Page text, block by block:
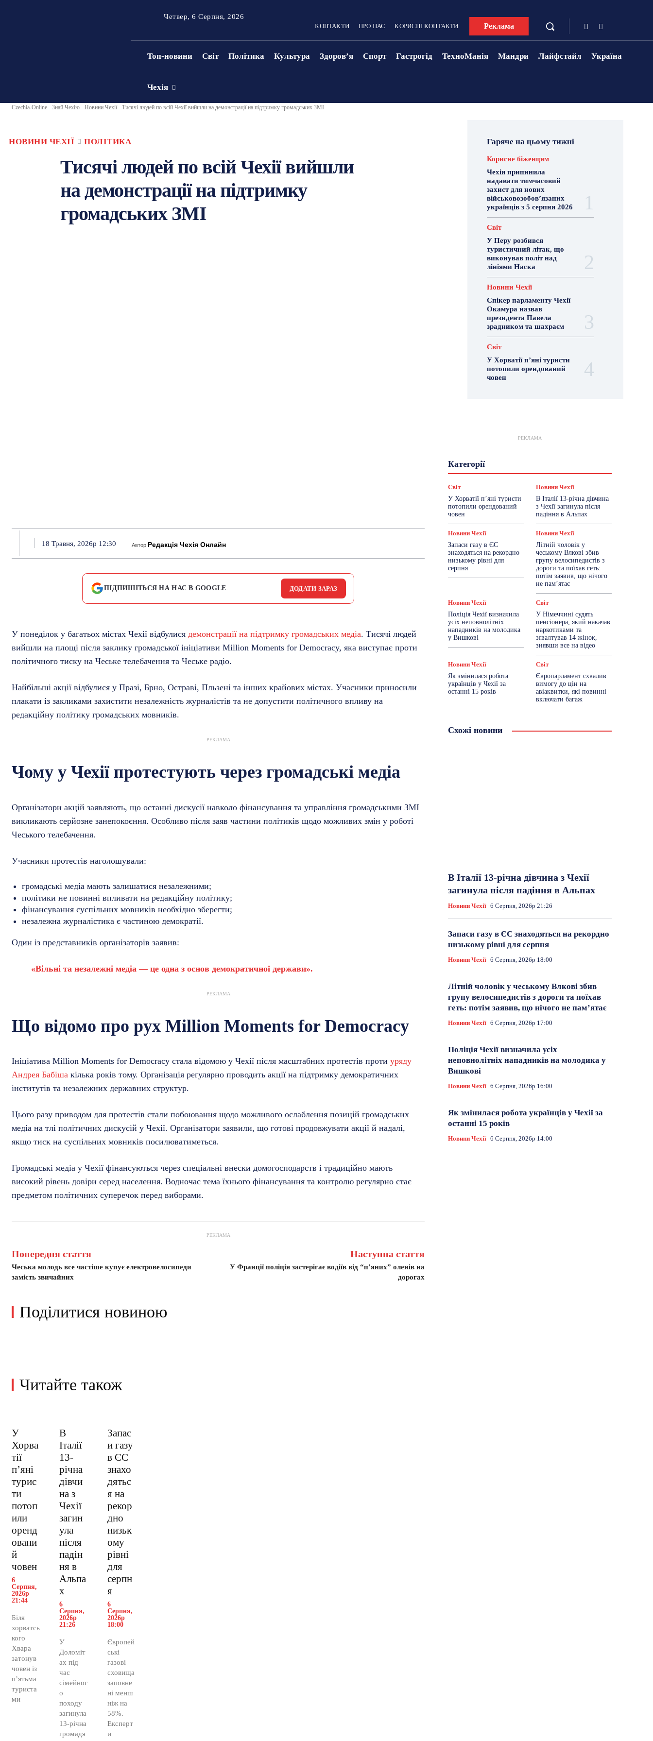
Четвер, 6 Серпня, 2026
КОНТАКТИ ПРО НАС КОРИСНІ КОНТАКТИ Реклама
Топ-новини Світ Політика Культура Здоровʼя Спорт Гастрогід ТехноМанія Мандри Лайфстайл Україна
Чехія
Czechia-Online Знай Чехію Новини Чехії Тисячі людей по всій Чехії вийшли на демонстрації на підтримку громадських ЗМІ
НОВИНИ ЧЕХІЇ ПОЛІТИКА
Тисячі людей по всій Чехії вийшли
на демонстрації на підтримку
громадських ЗМІ
18 Травня, 2026р 12:30 Автор Редакція Чехія Онлайн
ПІДПИШІТЬСЯ НА НАС В GOOGLE ДОДАТИ ЗАРАЗ
У понеділок у багатьох містах Чехії відбулися демонстрації на підтримку громадських медіа. Тисячі людей
вийшли на площі після заклику громадської ініціативи Million Moments for Democracy, яка виступає проти
політичного тиску на Чеське телебачення та Чеське радіо.
Найбільші акції відбулися у Празі, Брно, Остраві, Пльзені та інших крайових містах. Учасники приносили
плакати із закликами захистити незалежність журналістів та не допустити політичного впливу на
редакційну політику громадських мовників.
РЕКЛАМА
Чому у Чехії протестують через громадські медіа
Організатори акцій заявляють, що останні дискусії навколо фінансування та управління громадськими ЗМІ
викликають серйозне занепокоєння. Особливо після заяв частини політиків щодо можливих змін у роботі
Чеського телебачення.
Учасники протестів наголошували:
громадські медіа мають залишатися незалежними;
політики не повинні впливати на редакційну політику;
фінансування суспільних мовників необхідно зберегти;
незалежна журналістика є частиною демократії.
Один із представників організаторів заявив:
«Вільні та незалежні медіа — це одна з основ демократичної держави».
РЕКЛАМА
Що відомо про рух Million Moments for Democracy
Ініціатива Million Moments for Democracy стала відомою у Чехії після масштабних протестів проти уряду
Андрея Бабіша кілька років тому. Організація регулярно проводить акції на підтримку демократичних
інститутів та незалежних державних структур.
Цього разу приводом для протестів стали побоювання щодо можливого ослаблення позицій громадських
медіа на тлі політичних дискусій у Чехії. Організатори заявили, що готові продовжувати акції й надалі,
якщо тиск на суспільних мовників посилюватиметься.
Громадські медіа у Чехії фінансуються через спеціальні внески домогосподарств і традиційно мають
високий рівень довіри серед населення. Водночас тема їхнього фінансування та контролю регулярно стає
предметом політичних суперечок перед виборами.
РЕКЛАМА
Попередня стаття
Чеська молодь все частіше купує електровелосипеди
замість звичайних
Наступна стаття
У Франції поліція застерігає водіїв від “п’яних” оленів на
дорогах
Поділитися новиною
Читайте також
У
Хорва
тії
пʼяні
турис
ти
потоп
или
оренд
овани
й
човен
6
Серпня,
2026р
21:44
Біля
хорватсь
кого
Хвара
затонув
човен із
п’ятьма
туриста
ми
В
Італії
13-
річна
дівчи
на з
Чехії
загин
ула
після
падін
ня в
Альпа
х
6
Серпня,
2026р
21:26
У
Доломіт
ах під
час
сімейног
о
походу
загинула
13-річна
громадя
Запас
и газу
в ЄС
знахо
дятьс
я на
рекор
дно
низьк
ому
рівні
для
серпн
я
6
Серпня,
2026р
18:00
Європей
ські
газові
сховища
заповне
ні менш
ніж на
58%.
Експерт
и
Гаряче на цьому тижні
Корисне біженцям
Чехія припинила
надавати тимчасовий
захист для нових
військовозобов’язаних
українців з 5 серпня 2026
Світ
У Перу розбився
туристичний літак, що
виконував політ над
лініями Наска
Новини Чехії
Спікер парламенту Чехії
Окамура назвав
президента Павела
зрадником та шахраєм
Світ
У Хорватії пʼяні туристи
потопили орендований
човен
РЕКЛАМА
КатегоріїГастрогід
Знай Чехію
Новини Чехії
Політика
Робота
Сад та город
Світ
Спорт ТехноМанія
Топ-новини
Фоторепортаж
Світ
У Хорватії пʼяні туристи
потопили орендований
човен
Новини Чехії
В Італії 13-річна дівчина
з Чехії загинула після
падіння в Альпах
Новини Чехії
Запаси газу в ЄС
знаходяться на рекордно
низькому рівні для
серпня
Новини Чехії
Літній чоловік у
чеському Влкові збив
групу велосипедистів з
дороги та поїхав геть:
потім заявив, що нічого
не пам’ятає
Новини Чехії
Поліція Чехії визначила
усіх неповнолітніх
нападників на молодика
у Вишкові
Світ
У Німеччині судять
пенсіонера, який накачав
наркотиками та
зґвалтував 14 жінок,
знявши все на відео
Новини Чехії
Як змінилася робота
українців у Чехії за
останні 15 років
Світ
Європарламент схвалив
вимогу до цін на
авіаквитки, які повинні
включати багаж
Схожі новини
В Італії 13-річна дівчина з Чехії
загинула після падіння в Альпах
Новини Чехії 6 Серпня, 2026р 21:26
Запаси газу в ЄС знаходяться на рекордно
низькому рівні для серпня
Новини Чехії 6 Серпня, 2026р 18:00
Літній чоловік у чеському Влкові збив
групу велосипедистів з дороги та поїхав
геть: потім заявив, що нічого не пам’ятає
Новини Чехії 6 Серпня, 2026р 17:00
Поліція Чехії визначила усіх
неповнолітніх нападників на молодика у
Вишкові
Новини Чехії 6 Серпня, 2026р 16:00
Як змінилася робота українців у Чехії за
останні 15 років
Новини Чехії 6 Серпня, 2026р 14:00